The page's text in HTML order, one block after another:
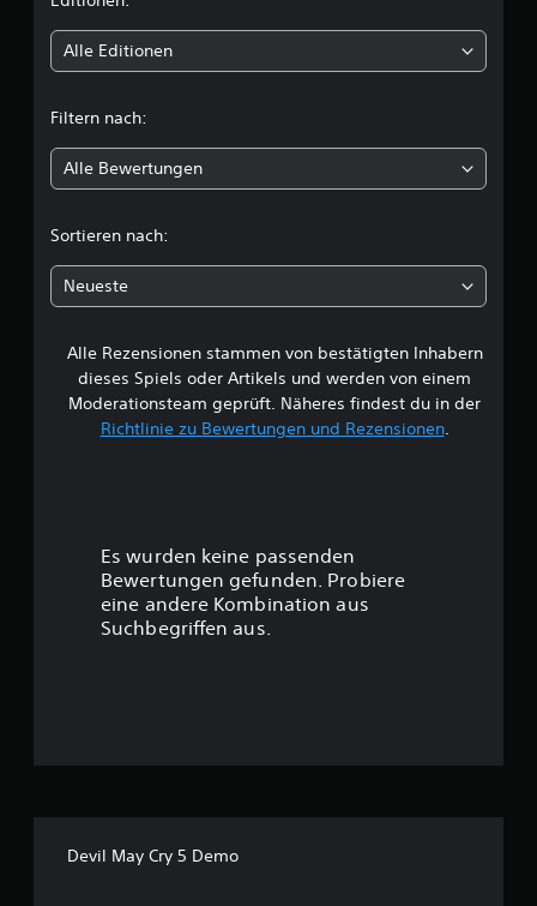
l
i
h
e
B
e
:
4
Alle Editionen
Filtern nach:
Alle Bewertungen
Sortieren nach:
Neueste
Alle Rezensionen stammen von bestätigten Inhabern
dieses Spiels oder Artikels und werden von einem
Moderationsteam geprüft. Näheres findest du in der
Richtlinie zu Bewertungen und Rezensionen.
Es wurden keine passenden
Bewertungen gefunden. Probiere
eine andere Kombination aus
Suchbegriffen aus.
Devil May Cry 5 Demo